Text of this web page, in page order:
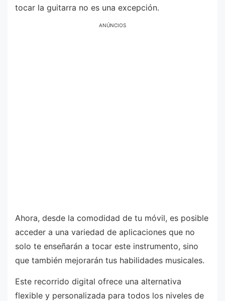
tocar la guitarra no es una excepción.
ANÚNCIOS
Ahora, desde la comodidad de tu móvil, es posible
acceder a una variedad de aplicaciones que no
solo te enseñarán a tocar este instrumento, sino
que también mejorarán tus habilidades musicales.
Este recorrido digital ofrece una alternativa
flexible y personalizada para todos los niveles de